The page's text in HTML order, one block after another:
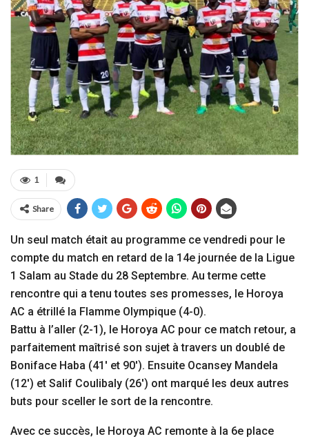
1
Share
Un seul match était au programme ce vendredi pour le
compte du match en retard de la 14e journée de la Ligue
1 Salam au Stade du 28 Septembre. Au terme cette
rencontre qui a tenu toutes ses promesses, le Horoya
AC a étrillé la Flamme Olympique (4-0).
Battu à l’aller (2-1), le Horoya AC pour ce match retour, a
parfaitement maîtrisé son sujet à travers un doublé de
Boniface Haba (41′ et 90′). Ensuite Ocansey Mandela
(12′) et Salif Coulibaly (26′) ont marqué les deux autres
buts pour sceller le sort de la rencontre.
Avec ce succès, le Horoya AC remonte à la 6e place